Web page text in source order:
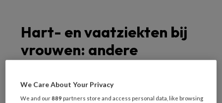
Hart- en vaatziekten bij
vrouwen: andere
mannen
We Care About Your Privacy
We and our889 partners store and access personal data, like browsing